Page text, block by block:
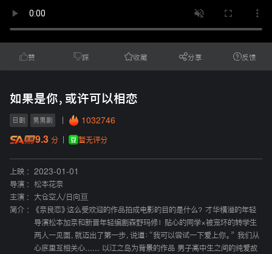
赞 踩 收藏 分享 反馈
如果是你，或许可以相恋
日剧 男男剧 1032746
9.3 分 暂无评分
上映 :
2023-01-01
导演 :
松本花奈
主演 :
大仓空人/ 日向亘
简介 :
《奈良恋》这么受欢迎的作品拍成电影的目的是什么？ 才华横溢的年轻
导演松本加奈和新晋年轻编剧森野玛修！ 贴心的同学×被宠坏的转学生
两人一见面，就迈出了第一步，说道：“我可以尝试一下爱上你。” 我们从
心底里互相关心...... 以江之岛为背景的作品 男子高中生之间的纯爱故